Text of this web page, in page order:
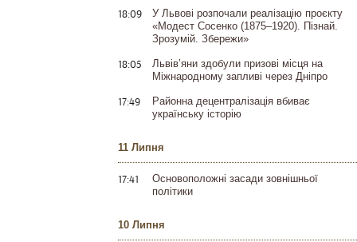
18:09
У Львові розпочали реалізацію проєкту
«Модест Сосенко (1875–1920). Пізнай.
Зрозумій. Збережи»
18:05
Львів’яни здобули призові місця на
Міжнародному запливі через Дніпро
17:49
Районна децентралізація вбиває
українську історію
11 Липня
17:41
Основоположні засади зовнішньої
політики
10 Липня